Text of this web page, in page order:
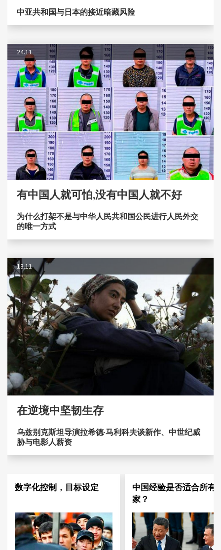
中亚共和国与日本的接近暗藏风险
24.11
有中国人就可怕,没有中国人就不好
为什么打架不是与中华人民共和国公民进行人民外交
的唯一方式
13.11
在逆境中坚韧生存
乌兹别克斯坦导演拉希德·马利科夫谈新作、中世纪威
胁与电影人薪资
数字化控制，目标设定
中国经验是否适合所有
家？